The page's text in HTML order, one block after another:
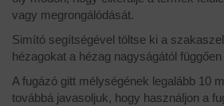
vagy megrongálódását.
Simító segítségével töltse ki a
hézagokat a hézag nagyságától
A fugázó gitt mélységének legalább 10
továbbá javasoljuk, hogy használjon a